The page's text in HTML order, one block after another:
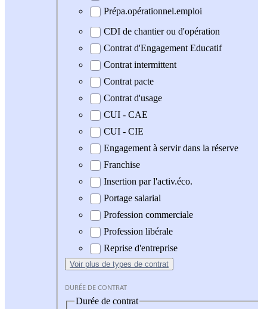
Prépa.opérationnel.emploi
CDI de chantier ou d'opération
Contrat d'Engagement Educatif
Contrat intermittent
Contrat pacte
Contrat d'usage
CUI - CAE
CUI - CIE
Engagement à servir dans la réserve
Franchise
Insertion par l'activ.éco.
Portage salarial
Profession commerciale
Profession libérale
Reprise d'entreprise
Voir plus de types de contrat
DURÉE DE CONTRAT
Durée de contrat